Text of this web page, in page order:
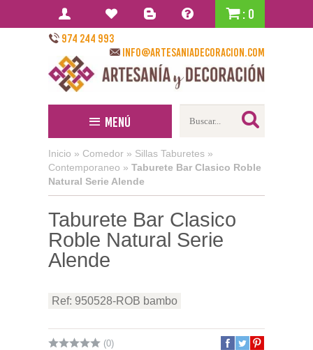
: 0
974 244 993
info@artesaniadecoracion.com
Menú
Inicio » Comedor » Sillas Taburetes »
Contemporaneo » Taburete Bar Clasico Roble
Natural Serie Alende
Taburete Bar Clasico
Roble Natural Serie
Alende
Ref: 950528-ROB bambo
(0)